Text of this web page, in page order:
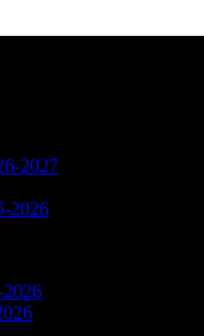
2027
2026
2026